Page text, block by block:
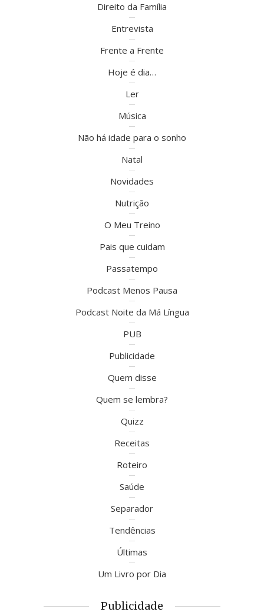
Direito da Família
Entrevista
Frente a Frente
Hoje é dia…
Ler
Música
Não há idade para o sonho
Natal
Novidades
Nutrição
O Meu Treino
Pais que cuidam
Passatempo
Podcast Menos Pausa
Podcast Noite da Má Língua
PUB
Publicidade
Quem disse
Quem se lembra?
Quizz
Receitas
Roteiro
Saúde
Separador
Tendências
Últimas
Um Livro por Dia
Publicidade